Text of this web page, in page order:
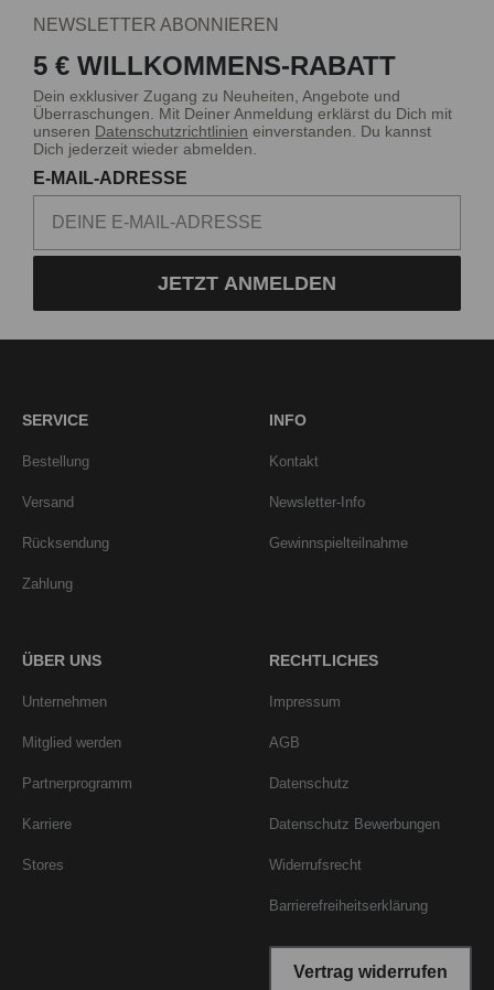
NEWSLETTER ABONNIEREN
5 € WILLKOMMENS-RABATT
Dein exklusiver Zugang zu Neuheiten, Angebote und
Überraschungen. Mit Deiner Anmeldung erklärst du Dich mit
unseren Datenschutzrichtlinien einverstanden. Du kannst
Dich jederzeit wieder abmelden.
E-MAIL-ADRESSE
JETZT ANMELDEN
SERVICE
Bestellung
Versand
Rücksendung
Zahlung
INFO
Kontakt
Newsletter-Info
Gewinnspielteilnahme
ÜBER UNS
Unternehmen
Mitglied werden
Partnerprogramm
Karriere
Stores
RECHTLICHES
Impressum
AGB
Datenschutz
Datenschutz Bewerbungen
Widerrufsrecht
Barrierefreiheitserklärung
Vertrag widerrufen